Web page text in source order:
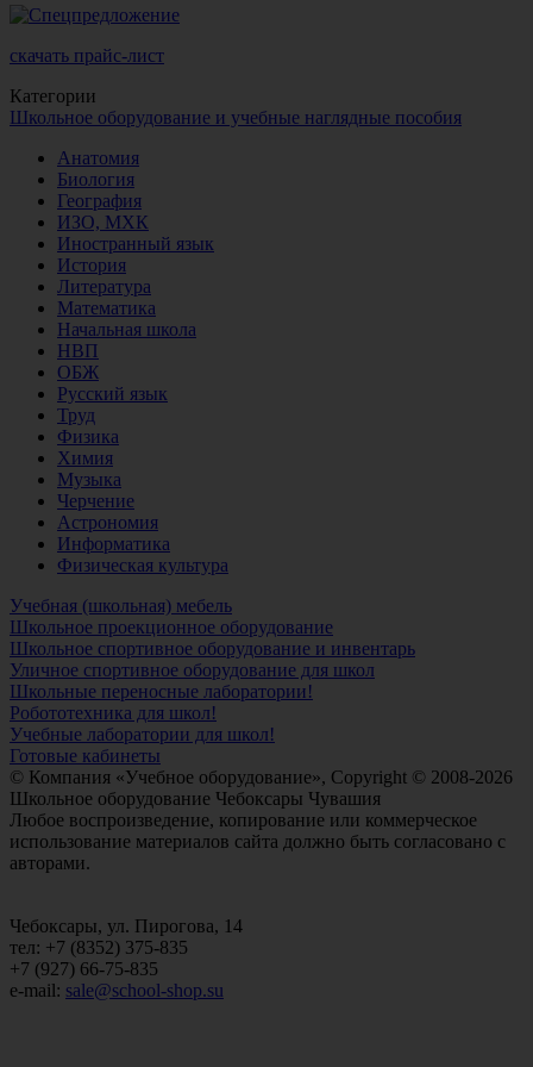
скачать прайс-лист
Категории
Школьное оборудование и учебные наглядные пособия
Анатомия
Биология
География
ИЗО, МХК
Иностранный язык
История
Литература
Математика
Начальная школа
НВП
ОБЖ
Русский язык
Труд
Физика
Химия
Музыка
Черчение
Астрономия
Информатика
Физическая культура
Учебная (школьная) мебель
Школьное проекционное оборудование
Школьное спортивное оборудование и инвентарь
Уличное спортивное оборудование для школ
Школьные переносные лаборатории!
Робототехника для школ!
Учебные лаборатории для школ!
Готовые кабинеты
© Компания «Учебное оборудование», Copyright © 2008-2026
Школьное оборудование Чебоксары Чувашия
Любое воспроизведение, копирование или коммерческое
использование материалов сайта должно быть согласовано с
авторами.
Чебоксары, ул. Пирогова, 14
тел: +7 (8352) 375-835
+7 (927) 66-75-835
e-mail: sale@school-shop.su